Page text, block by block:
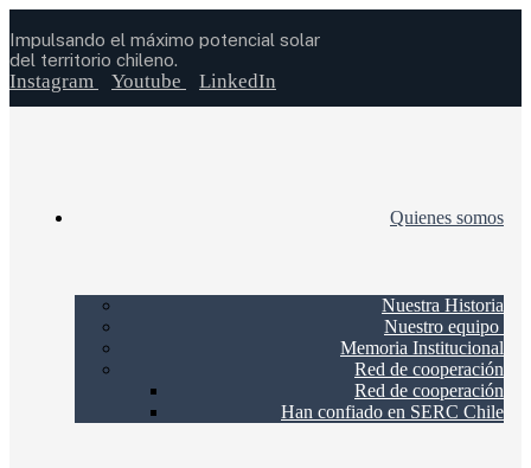
Impulsando el máximo potencial solar
del territorio chileno.
Instagram Youtube LinkedIn
Quienes somos
Nuestra Historia
Nuestro equipo
Memoria Institucional
Red de cooperación
Red de cooperación
Han confiado en SERC Chile